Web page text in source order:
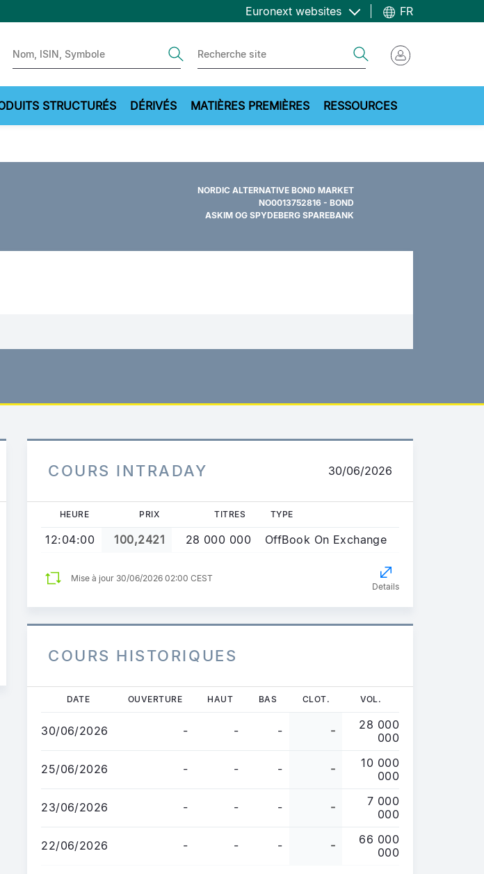
Euronext websites FR
STRUCTURÉS DÉRIVÉS MATIÈRES PREMIÈRES RESSOURCES
NORDIC ALTERNATIVE BOND MARKET
NO0013752816 - BOND
ASKIM OG SPYDEBERG SPAREBANK
COURS INTRADAY 30/06/2026
HEURE PRIX TITRES TYPE
12:04:00 100,2421 28 000 000 OffBook On Exchange
Mise à jour 30/06/2026 02:00 CEST
Details
COURS HISTORIQUES
contenu
DATE OUVERTURE HAUT BAS CLOT. VOL.
30/06/2026 - - - -
28 000
000
25/06/2026 - - - -
10 000
000
23/06/2026 - - - -
7 000
000
22/06/2026 - - - -
66 000
000